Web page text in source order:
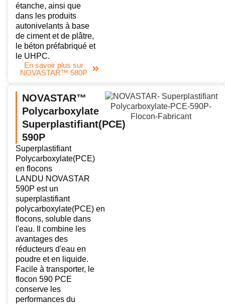
étanche, ainsi que
dans les produits
autonivelants à base
de ciment et de plâtre,
le béton préfabriqué et
le UHPC.
En savoir plus sur
NOVASTAR™ 580P
NOVASTAR™
Polycarboxylate
Superplastifiant(PCE)
590P
Superplastifiant
Polycarboxylate(PCE)
en flocons
LANDU NOVASTAR
590P est un
superplastifiant
polycarboxylate(PCE) en
flocons, soluble dans
l'eau. Il combine les
avantages des
réducteurs d'eau en
poudre et en liquide.
Facile à transporter, le
flocon 590 PCE
conserve les
performances du